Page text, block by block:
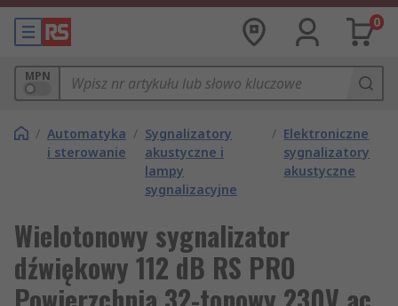
0
MPN
/ Automatyka
i sterowanie
/ Sygnalizatory
akustyczne i
lampy
sygnalizacyjne
/ Elektroniczne
sygnalizatory
akustyczne
Wielotonowy sygnalizator
dźwiękowy 112 dB RS PRO